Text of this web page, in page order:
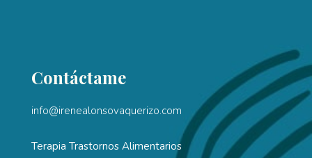
Contáctame
info@irenealonsovaquerizo.com
Terapia Trastornos Alimentarios